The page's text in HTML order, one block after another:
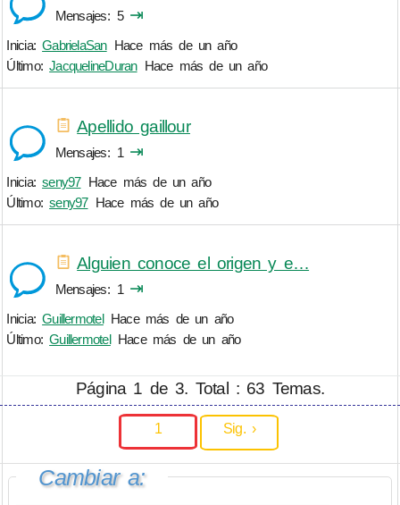
Mensajes 5 ⇥
Inicia:GabrielaSan Hace más de un año
Último:JacquelineDuran Hace más de un año
Apellido gaillour
Mensajes 1 ⇥
Inicia:seny97 Hace más de un año
Último:seny97 Hace más de un año
Alguien conoce el origen y e…
Mensajes 1 ⇥
Inicia:Guillermotel Hace más de un año
Último:Guillermotel Hace más de un año
Página 1 de 3. Total : 63 Temas.
1 Sig. ›
Cambiar a: